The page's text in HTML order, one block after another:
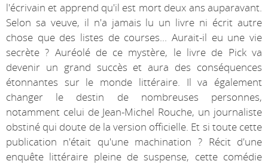
l'écrivain et apprend qu'il est mort deux ans auparavant.
Selon sa veuve, il n'a jamais lu un livre ni écrit autre
chose que des listes de courses... Aurait-il eu une vie
secrète ? Auréolé de ce mystère, le livre de Pick va
devenir un grand succès et aura des conséquences
étonnantes sur le monde littéraire. Il va également
changer le destin de nombreuses personnes,
notamment celui de Jean-Michel Rouche, un journaliste
obstiné qui doute de la version officielle. Et si toute cette
publication n'était qu'une machination ? Récit d'une
enquête littéraire pleine de suspense, cette comédie